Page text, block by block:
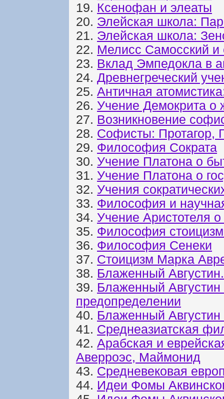
19. Ксенофан и элеаты
20. Элейская школа:
21. Элейская школа:
22. Мелисс Самосский и
23. Вклад Эмпедокла в
24. Древнегреческий
25. Античная
26. Учение Демокрита о
27. Возникновение
28. Софисты: Протагор,
29. Философия Сократа
30. Учение Платона о
31. Учение Платона о
32. Учения
33. Философия и
34. Учение Аристотеля
35. Философия
36. Философия Сенеки
37. Стоицизм Марка
38. Блаженный
39. Блаженный
предопределении
40. Блаженный
41. Среднеазиатская
42. Арабская и
Аверроэс, Маймонид
43. Средневековая
44. Идеи Фомы